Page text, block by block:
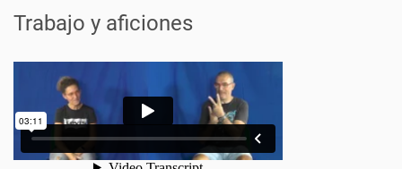
Trabajo y aficiones